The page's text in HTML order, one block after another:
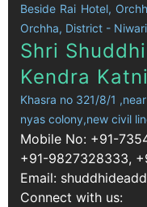
Beside Rai Hotel,
Orchha, District -
Shri
Kendra Katni
Khasra no 321/8/1
nyas colony,new civil
Mobile No: +91-
+91-9827328333,
Email:
Connect with us: